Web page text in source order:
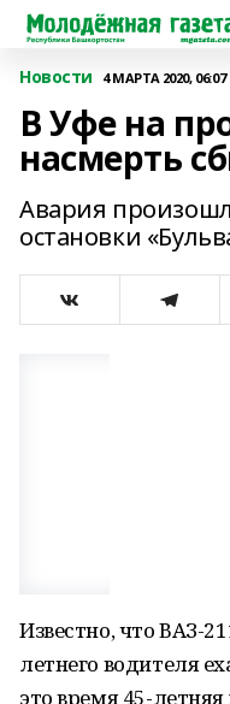
Новости 4 МАРТА 2020, 06:07
В Уфе на
насмерть
Авария
остановки
Известно, что ВАЗ-
летнего водителя
это время 45-